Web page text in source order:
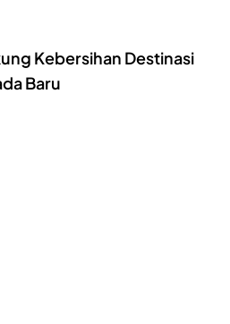
Kebersihan Destinasi
Baru